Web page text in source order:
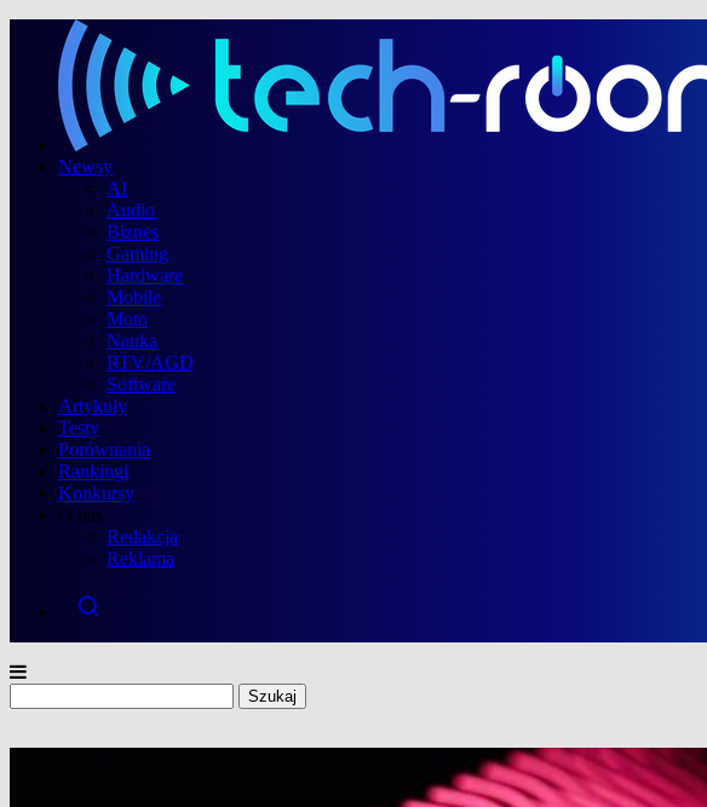
Newsy
AI
Audio
Biznes
Gaming
Hardware
Mobile
Moto
Nauka
RTV/AGD
Software
Artykuły
Testy
Porównania
Rankingi
Konkursy
O nas
Redakcja
Reklama